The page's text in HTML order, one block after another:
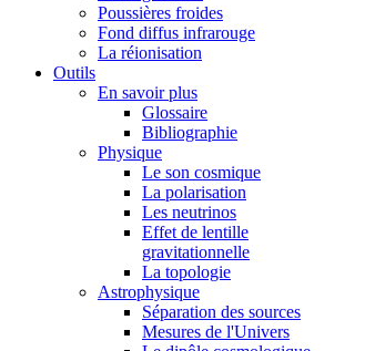
Poussières froides
Fond diffus infrarouge
La réionisation
Outils
En savoir plus
Glossaire
Bibliographie
Physique
Le son cosmique
La polarisation
Les neutrinos
Effet de lentille
gravitationnelle
La topologie
Astrophysique
Séparation des sources
Mesures de l'Univers